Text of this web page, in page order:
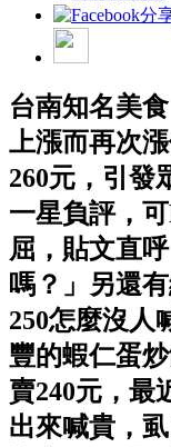
台南知名美
上漲而再次
260元，引發
一星負評，
屈，貼文直
嗎？」另還
250怎麼沒人
豐的蝦仁蛋
賣240元，最
出來喊貴，